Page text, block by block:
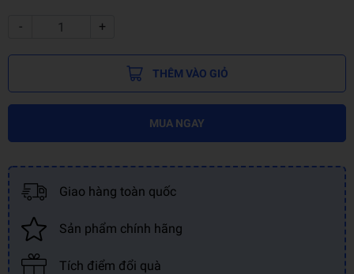
- +
THÊM VÀO GIỎ
MUA NGAY
Giao hàng toàn quốc
Sản phẩm chính hãng
Tích điểm đổi quà